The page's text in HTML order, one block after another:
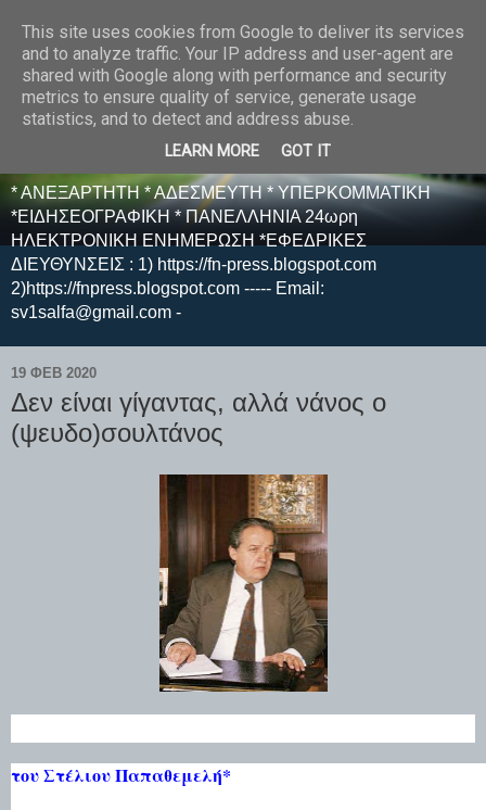
E F E N P R E S S -
ΗΛΕΚΤΡΟΝΙΚΗ
ΕΦΗΜΕΡΙΔΑ
* ΑΝΕΞΑΡΤΗΤΗ * ΑΔΕΣΜΕΥΤΗ * ΥΠΕΡΚΟΜΜΑΤΙΚΗ
*ΕΙΔΗΣΕΟΓΡΑΦΙΚΗ * ΠΑΝΕΛΛΗΝΙΑ 24ωρη
ΗΛΕΚΤΡΟΝΙΚΗ ΕΝΗΜΕΡΩΣΗ *ΕΦΕΔΡΙΚΕΣ
ΔΙΕΥΘΥΝΣΕΙΣ : 1) https://fn-press.blogspot.com
2)https://fnpress.blogspot.com ----- Email:
sv1salfa@gmail.com -
19 ΦΕΒ 2020
Δεν είναι γίγαντας, αλλά νάνος ο
(ψευδο)σουλτάνος
του Στέλιου Παπαθεμελή*
This site uses cookies from Google to deliver its services
and to analyze traffic. Your IP address and user-agent are
shared with Google along with performance and security
metrics to ensure quality of service, generate usage
statistics, and to detect and address abuse.
LEARN MORE GOT IT